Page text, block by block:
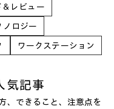
レビュー
ノロジー
ワークステーション
気記事
、できること、注意点を